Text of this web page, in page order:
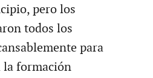
pero los
todos los
para
la formación